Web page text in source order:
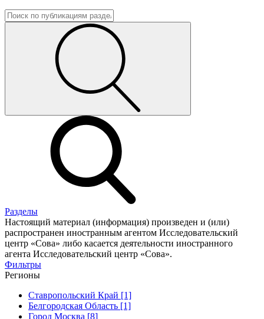
Разделы
Настоящий материал (информация) произведен и (или)
распространен иностранным агентом Исследовательский
центр «Сова» либо касается деятельности иностранного
агента Исследовательский центр «Сова».
Фильтры
Регионы
Ставропольский Край [1]
Белгородская Область [1]
Город Москва [8]